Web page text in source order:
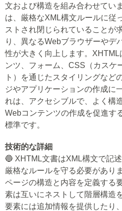
文および構造を組み合わせてい
は、厳格なXML構文ルールに従
ストされ閉じられていることが
り、異なるWebブラウザーやデ
性が大きく向上します。
ンツ、フォーム、CSS（カスケ
ト）を通じたスタイリングなど
ジやアプリケーションの作成に
れは、アクセシブルで、よく構
Webコンテンツの作成を促進す
標準です。
技術的な詳細
🔵 XHTML文書はXML構文で記
厳格なルールを守る必要があり
ページの構造と内容を定義する
素は互いにネストして階層構造
要素には追加情報を提供したり